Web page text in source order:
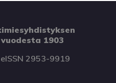
1903
2953-9919